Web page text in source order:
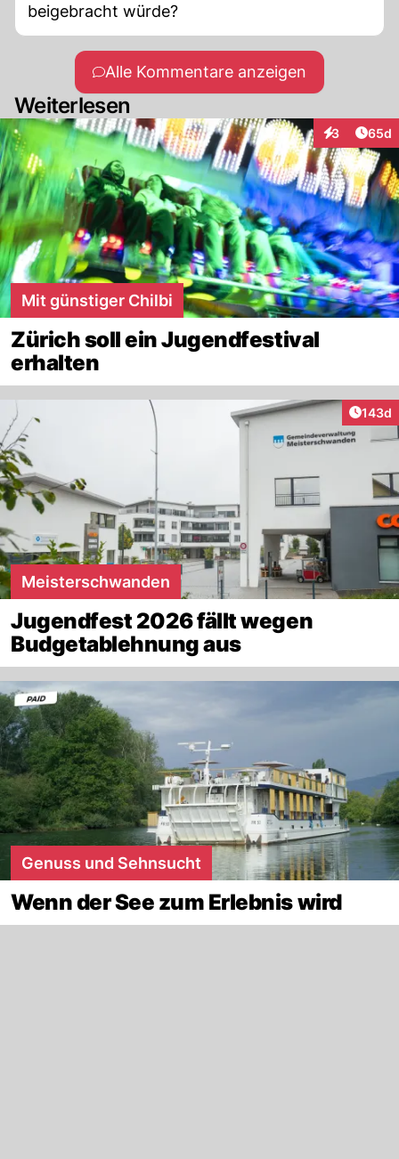
beigebracht würde?
Alle Kommentare anzeigen
Weiterlesen
3
Interaktionen
65d
Mit günstiger Chilbi
Zürich soll ein Jugendfestival
erhalten
143d
Meisterschwanden
Jugendfest 2026 fällt wegen
Budgetablehnung aus
Genuss und Sehnsucht
Wenn der See zum Erlebnis wird